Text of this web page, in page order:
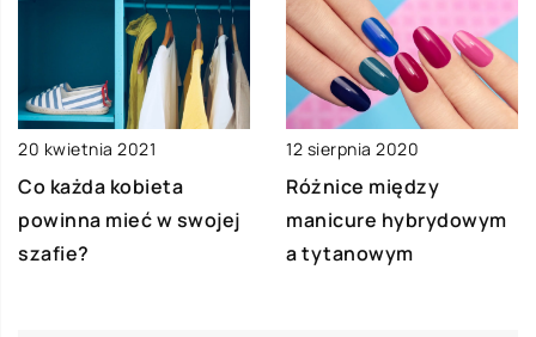
20 kwietnia 2021
Co każda kobieta
powinna mieć w swojej
szafie?
12 sierpnia 2020
Różnice między
manicure hybrydowym
a tytanowym